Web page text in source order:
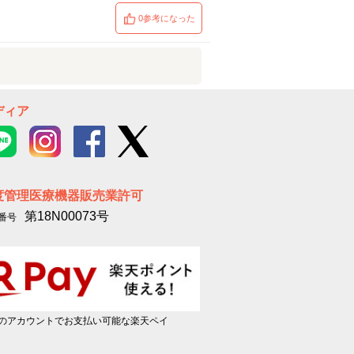
0参考になった
ィア
管理医療機器販売業許可
号 第18N00073号
アカウントでお支払い可能な楽天ペイ